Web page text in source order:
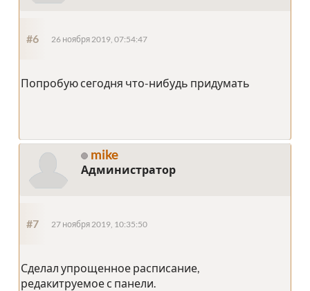
#6 26 ноября 2019, 07:54:47
Попробую сегодня что-нибудь придумать
mike
Администратор
#7 27 ноября 2019, 10:35:50
Сделал упрощенное расписание,
редакитруемое с панели.